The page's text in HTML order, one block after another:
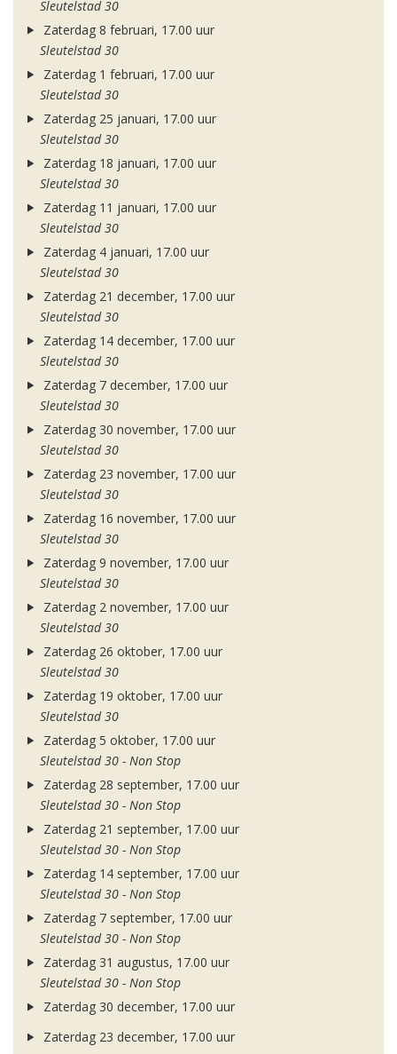
Sleutelstad 30
Zaterdag 8 februari, 17.00 uur
Sleutelstad 30
Zaterdag 1 februari, 17.00 uur
Sleutelstad 30
Zaterdag 25 januari, 17.00 uur
Sleutelstad 30
Zaterdag 18 januari, 17.00 uur
Sleutelstad 30
Zaterdag 11 januari, 17.00 uur
Sleutelstad 30
Zaterdag 4 januari, 17.00 uur
Sleutelstad 30
Zaterdag 21 december, 17.00 uur
Sleutelstad 30
Zaterdag 14 december, 17.00 uur
Sleutelstad 30
Zaterdag 7 december, 17.00 uur
Sleutelstad 30
Zaterdag 30 november, 17.00 uur
Sleutelstad 30
Zaterdag 23 november, 17.00 uur
Sleutelstad 30
Zaterdag 16 november, 17.00 uur
Sleutelstad 30
Zaterdag 9 november, 17.00 uur
Sleutelstad 30
Zaterdag 2 november, 17.00 uur
Sleutelstad 30
Zaterdag 26 oktober, 17.00 uur
Sleutelstad 30
Zaterdag 19 oktober, 17.00 uur
Sleutelstad 30
Zaterdag 5 oktober, 17.00 uur
Sleutelstad 30 - Non Stop
Zaterdag 28 september, 17.00 uur
Sleutelstad 30 - Non Stop
Zaterdag 21 september, 17.00 uur
Sleutelstad 30 - Non Stop
Zaterdag 14 september, 17.00 uur
Sleutelstad 30 - Non Stop
Zaterdag 7 september, 17.00 uur
Sleutelstad 30 - Non Stop
Zaterdag 31 augustus, 17.00 uur
Sleutelstad 30 - Non Stop
Zaterdag 30 december, 17.00 uur
Zaterdag 23 december, 17.00 uur